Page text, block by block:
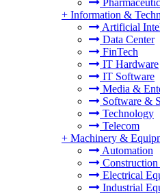
+ Information &
Artificial
Data Center
FinTech
IT Hardware
IT Software
Media &
Software &
Technology
Telecom
+ Machinery &
Automation
Electrical
Industrial